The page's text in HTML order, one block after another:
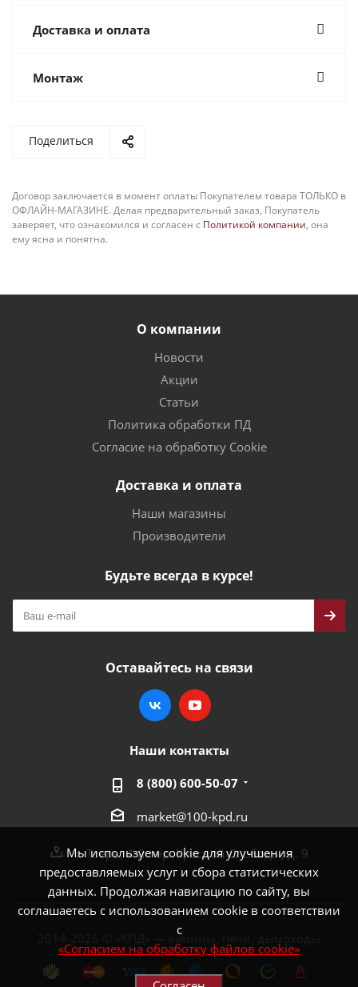
Мы используем cookie для улучшения
предоставляемых услуг и сбора статистических
данных. Продолжая навигацию по сайту, вы
соглашаетесь с использованием cookie в соответствии
с
«Согласием на обработку файлов cookie»
Доставка и оплата
Монтаж
Поделиться
Договор заключается в момент оплаты Покупателем товара ТОЛЬКО в
ОФЛАЙН-МАГАЗИНЕ. Делая предварительный заказ, Покупатель
заверяет, что ознакомился и согласен с Политикой компании, она
ему ясна и понятна.
О компании
Новости
Акции
Статьи
Политика обработки ПД
Согласие на обработку Cookie
Доставка и оплата
Наши магазины
Производители
Будьте всегда в курсе!
Оставайтесь на связи
Наши контакты
8 (800) 600-50-07
market@100-kpd.ru
г. Тверь, 4-й пер. Красной Слободы, д. 9
2014-2026 © «КПД» — камины, печи, дымоходы